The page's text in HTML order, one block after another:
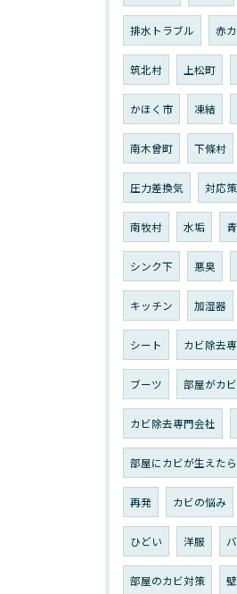
排水トラブル 赤
筑北村 上松町
かほく市 凍結
南木曾町 下條村
圧力差換気 対応策
南牧村 水垢
シンク下 悪臭
キッチン 加湿器
シート カビ除去
ブーツ 部屋がカ
カビ除去専門会社
部屋にカビが生えたら
再発 カビの悩み
ひどい 洋服
部屋のカビ対策